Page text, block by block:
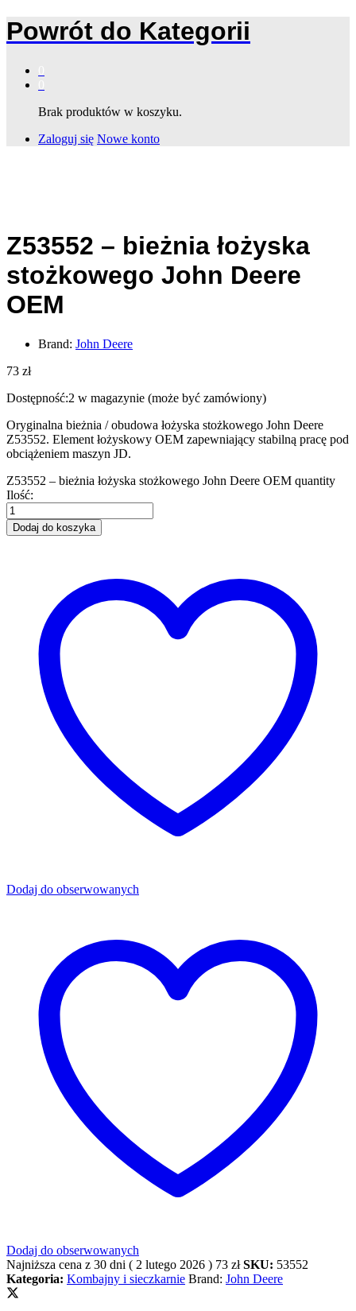
Powrót do Kategorii
Brak produktów w koszyku.
Zaloguj się Nowe konto
Z53552 – bieżnia łożyska
stożkowego John Deere
OEM
Brand: John Deere
73 zł
Dostępność:2 w magazynie (może być zamówiony)
Oryginalna bieżnia / obudowa łożyska stożkowego John Deere
Z53552. Element łożyskowy OEM zapewniający stabilną pracę pod
obciążeniem maszyn JD.
Z53552 – bieżnia łożyska stożkowego John Deere OEM quantity
Ilość:
Dodaj do koszyka
Dodaj do obserwowanych
Dodaj do obserwowanych
Najniższa cena z 30 dni ( 2 lutego 2026 ) 73 zł SKU: 53552
Kategoria: Kombajny i sieczkarnie Brand: John Deere